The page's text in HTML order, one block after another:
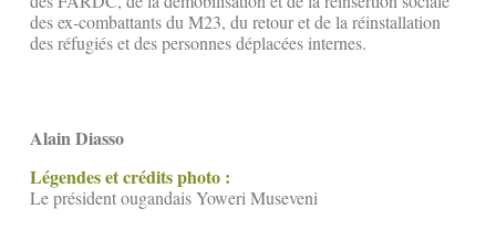
des ex-combattants du M23, du retour et de la réinstallation
des réfugiés et des personnes déplacées internes.
Alain Diasso
Légendes et crédits photo :
Le président ougandais Yoweri Museveni